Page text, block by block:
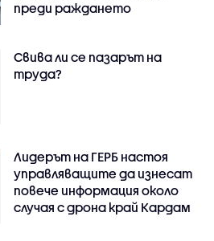
преди раждането
Свива ли се пазарът на
труда?
Лидерът на ГЕРБ настоя
управляващите да изнесат
повече информация около
случая с дрона край Кардам